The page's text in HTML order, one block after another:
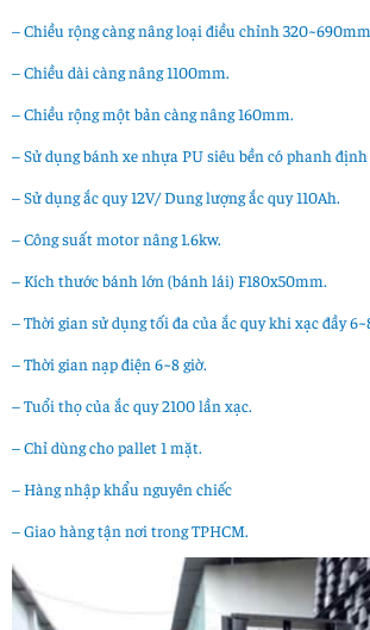
– Chiều rộng càng nâng loại điều chỉnh
– Chiều dài càng nâng 1100mm.
– Chiều rộng một bản càng nâng 160mm.
– Sử dụng bánh xe nhựa PU siêu bền có phanh định
– Sử dụng ắc quy 12V/ Dung lượng ắc quy 110Ah.
– Công suất motor nâng 1.6kw.
– Kích thước bánh lớn (bánh lái) F180x50mm.
– Thời gian sử dụng tối đa của ắc quy khi xạc đầy
– Thời gian nạp điện 6~8 giờ.
– Tuổi thọ của ắc quy 2100 lần xạc.
– Chỉ dùng cho pallet 1 mặt.
– Hàng nhập khẩu nguyên chiếc
– Giao hàng tận nơi trong TPHCM.